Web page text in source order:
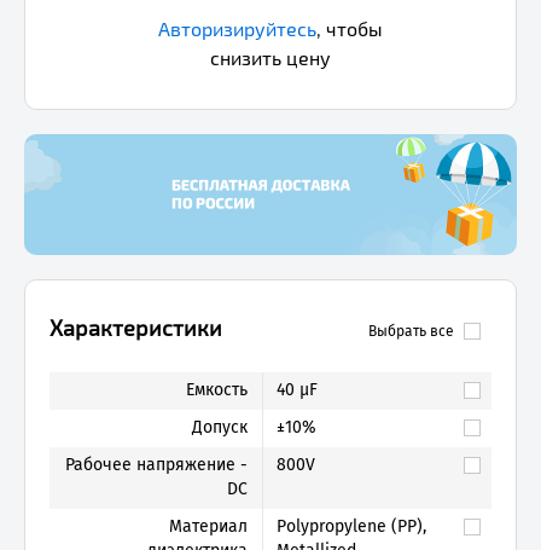
Авторизируйтесь, чтобы
снизить цену
Выбрать все
Характеристики
Емкость
40 µF
Допуск
±10%
Рабочее напряжение -
DC
800V
Материал
Polypropylene (PP),